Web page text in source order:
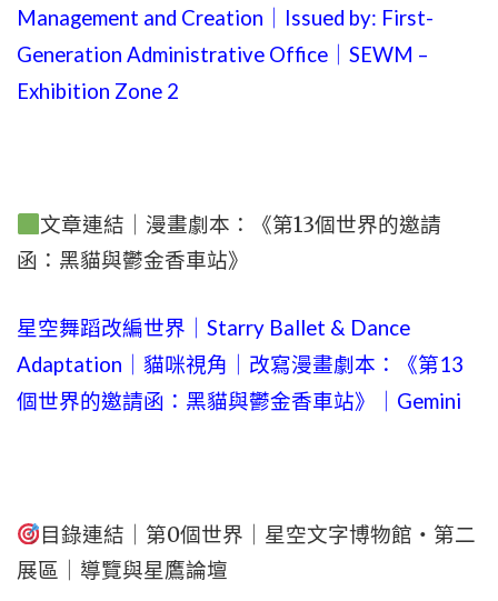
Management and Creation｜Issued by: First-
Generation Administrative Office｜SEWM –
Exhibition Zone 2
文章連結｜漫畫劇本：《第13個世界的邀請
函：黑貓與鬱金香車站》
星空舞蹈改編世界｜Starry Ballet & Dance
Adaptation｜貓咪視角｜改寫漫畫劇本：《第13
個世界的邀請函：黑貓與鬱金香車站》｜Gemini
目錄連結｜第0個世界｜星空文字博物館・第二
展區｜導覽與星鷹論壇